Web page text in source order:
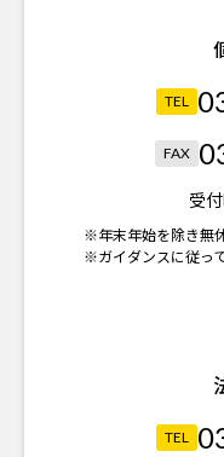
TEL
FAX
受
※年末年始を除き無
※ガイダンスに従っ
TEL